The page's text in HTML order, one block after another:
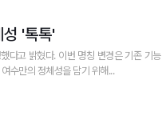
'톡톡'
변경은 기존 기능
수만의 정체성을 담기 위해...